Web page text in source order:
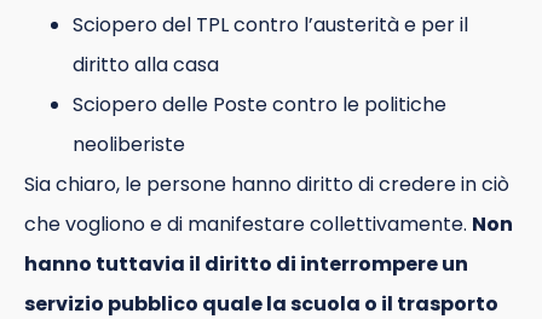
Sciopero del TPL contro l’austerità e per il
diritto alla casa
Sciopero delle Poste contro le politiche
neoliberiste
Sia chiaro, le persone hanno diritto di credere in ciò
che vogliono e di manifestare collettivamente. Non
hanno tuttavia il diritto di interrompere un
servizio pubblico quale la scuola o il trasporto